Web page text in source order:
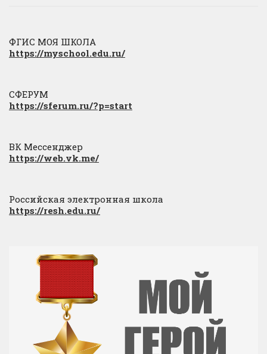
ФГИС МОЯ ШКОЛА
https://myschool.edu.ru/
СФЕРУМ
https://sferum.ru/?p=start
ВК Мессенджер
https://web.vk.me/
Российская электронная школа
https://resh.edu.ru/